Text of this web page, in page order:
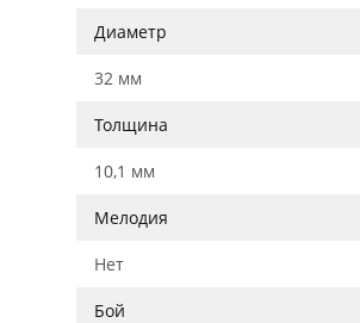
Диаметр
32 мм
Толщина
10,1 мм
Мелодия
Нет
Бой